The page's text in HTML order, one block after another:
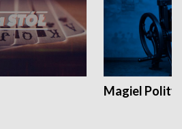
Magiel